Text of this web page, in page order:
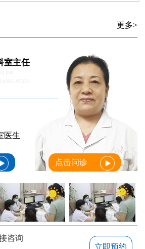
更多>
室主任
医生
点击问诊
咨询
立即预约